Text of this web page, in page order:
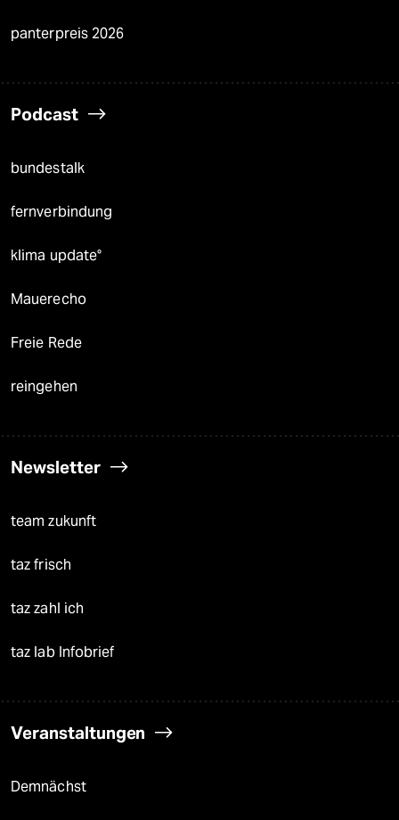
panterpreis 2026
Podcast
bundestalk
fernverbindung
klima update°
Mauerecho
Freie Rede
reingehen
Newsletter
team zukunft
taz frisch
taz zahl ich
taz lab Infobrief
Veranstaltungen
Demnächst